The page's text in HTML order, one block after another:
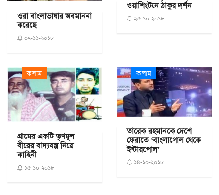
ওরা বাংলাভাষার অবমাননা
করেছে
০৭-১১-২০১৮
ওয়াশিংটনে ঠাকুর দর্শন
২৫-১০-২০১৮
কলাম
গ্রামের একটি তৃণমূল
বীরের বাদ্যযন্ত্র নিয়ে
কাহিনী
১৫-১০-২০১৮
কলাম
তারেক রহমানকে দেশে
ফেরাতে ‘বাংলাপোল থেকে
ইন্টারপোল’
১৪-১০-২০১৮